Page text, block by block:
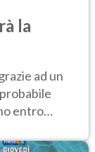
la
ad un
entro